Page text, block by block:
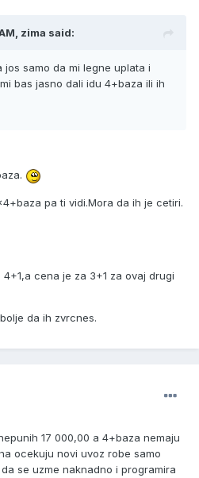
zima said:
jos samo da mi legne uplata i
bas jasno dali idu 4+baza ili ih
pa ti vidi.Mora da ih je cetiri.
cena je za 3+1 za ovaj drugi
da ih zvrcnes.
17 000,00 a 4+baza nemaju
ocekuju novi uvoz robe samo
se uzme naknadno i programira